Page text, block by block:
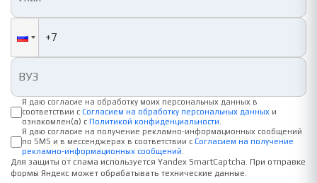
Я даю согласие на обработку моих персональных данных в
соответствии с Согласием на обработку персональных данных и
ознакомлен(а) с Политикой конфиденциальности.
Я даю согласие на получение рекламно-информационных сообщений
по SMS и в мессенджерах в соответствии с Согласием на получение
рекламно-информационных сообщений.
Для защиты от спама используется Yandex SmartCaptcha. При отправке
формы Яндекс может обрабатывать технические данные.